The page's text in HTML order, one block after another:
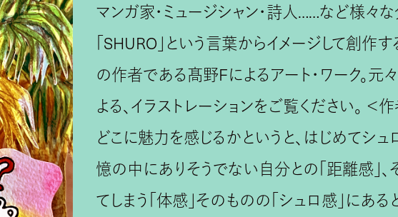
マンガ家・ミュージシャン・詩人……など様々
「SHURO」という言葉からイメージして創作す
の作者である髙野Fによるアート・ワーク。
よる、イラストレーションをご覧ください。
どこに魅力を感じるかというと、はじめてシ
憶の中にありそうでない自分との「距離感」
てしまう「体感」そのものの「シュロ感」にあ